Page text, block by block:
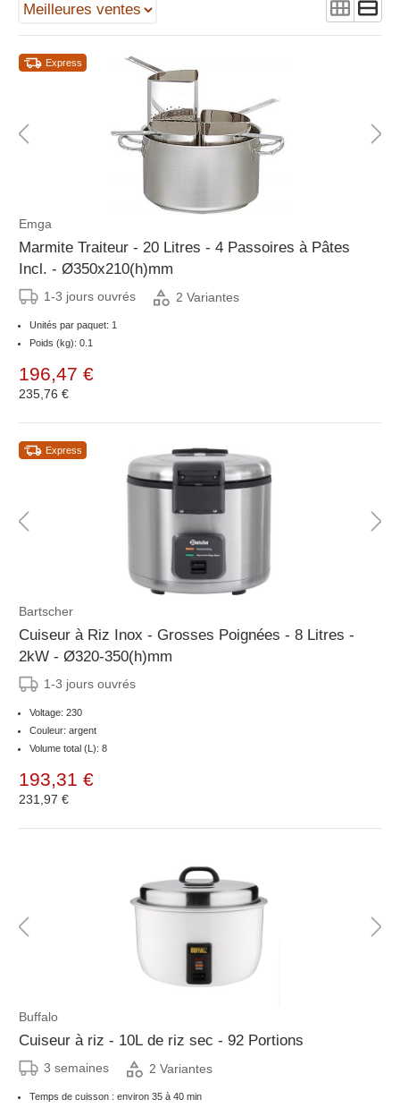
Express
Emga
Marmite Traiteur - 20 Litres - 4 Passoires à Pâtes
Incl. - Ø350x210(h)mm
1-3 jours ouvrés 2 Variantes
Unités par paquet: 1
Poids (kg): 0.1
196,47 €
235,76 €
Express
Bartscher
Cuiseur à Riz Inox - Grosses Poignées - 8 Litres -
2kW - Ø320-350(h)mm
1-3 jours ouvrés
Voltage: 230
Couleur: argent
Volume total (L): 8
193,31 €
231,97 €
Buffalo
Cuiseur à riz - 10L de riz sec - 92 Portions
3 semaines 2 Variantes
Temps de cuisson : environ 35 à 40 min